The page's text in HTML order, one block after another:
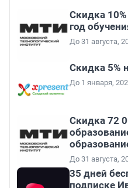
Скидка
год
До 31 августа,
Скидка 5%
До 1 января,
Скидка 72
До 31 августа,
35 дней
подписке